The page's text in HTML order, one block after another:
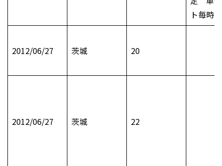
ト毎時
2012/06/27 茨城 20
2012/06/27 茨城 22